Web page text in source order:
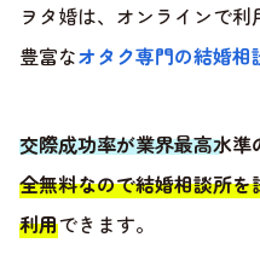
ヲタ婚は、オンラインで
豊富なオタク専門の結婚相
交際成功率が業界最高水準
全無料なので結婚相談所
利用できます。